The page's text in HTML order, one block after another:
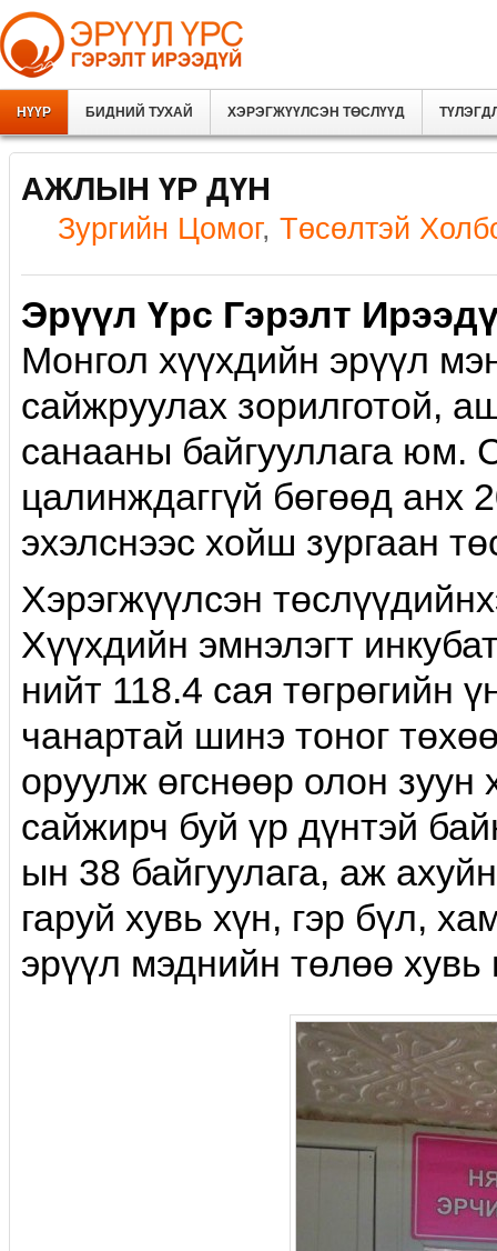
НҮҮР БИДНИЙ ТУХАЙ ХЭРЭГЖҮҮЛСЭН ТӨСЛҮҮД
АЖЛЫН ҮР ДҮН
Зургийн Цомог, Төсөлтэй
Эрүүл Үрс Гэрэлт
Монгол хүүхдийн эрүүл
сайжруулах зорилготой,
санааны байгууллага юм.
цалинждаггүй бөгөөд анх
эхэлcнээс хойш зургаан
Хэрэгжүүлсэн
Хүүхдийн эмнэлэгт
нийт 118.4 сая төгрөгийн
чанартай шинэ тоног
оруулж өгснөөр олон зуун
сайжирч буй үр дүнтэй
ын 38 байгуулага, аж
гаруй хувь хүн, гэр бүл,
эрүүл мэднийн төлөө